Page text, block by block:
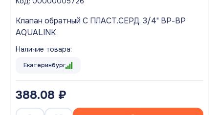
Клапан обратный С ПЛАСТ.СЕРД. 3/4" ВР-ВР
AQUALINK
Наличие товара:
Екатеринбург
388.08 ₽